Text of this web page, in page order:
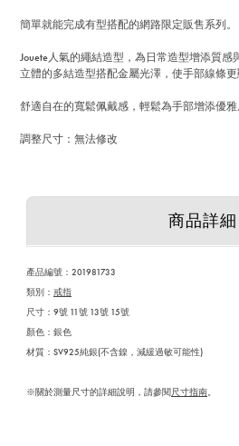
簡單就能完成有型搭配的網路限定販售系列。
Jouete人氣的繩結造型，為日常造型增添質感
立體的多結造型搭配金屬光澤，使手部線條更
舒適自在的寬鬆佩戴感，輕鬆為手部增添優雅
調整尺寸：無法修改
商品詳細
產品編號： 201981733
類別： 戒指
尺寸：9號 11號 13號 15號
顏色：銀色
材質：SV925純銀(不含鎳，減緩過敏可能性)
※關於測量尺寸的詳細說明，請參閱尺寸指南。